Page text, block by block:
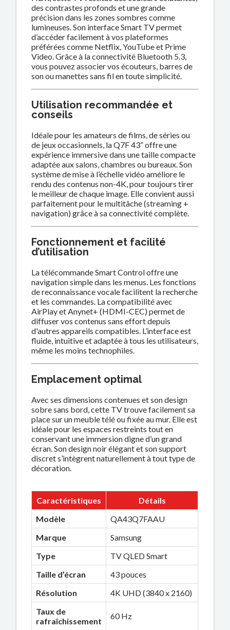
des contrastes profonds et une grande
précision dans les zones sombres comme
lumineuses. Son interface Smart TV permet
d’accéder facilement à vos plateformes
préférées comme Netflix, YouTube et Prime
Video. Grâce à la connectivité Bluetooth 5.3,
vous pouvez associer vos écouteurs, barres de
son ou manettes sans fil en toute simplicité.
Utilisation recommandée et
conseils
Idéale pour les amateurs de films, de séries ou
de jeux occasionnels, la Q7F 43” offre une
expérience immersive dans une taille compacte
adaptée aux salons, chambres ou bureaux. Son
système de mise à l’échelle vidéo améliore le
rendu des contenus non-4K, pour toujours tirer
le meilleur de chaque image. Elle convient aussi
parfaitement pour le multitâche (streaming +
navigation) grâce à sa connectivité complète.
Fonctionnement et facilité
d’utilisation
La télécommande Smart Control offre une
navigation simple dans les menus. Les fonctions
de reconnaissance vocale facilitent la recherche
et les commandes. La compatibilité avec
AirPlay et Anynet+ (HDMI-CEC) permet de
diffuser vos contenus sans effort depuis
d'autres appareils compatibles. L’interface est
fluide, intuitive et adaptée à tous les utilisateurs,
même les moins technophiles.
Emplacement optimal
Avec ses dimensions contenues et son design
sobre sans bord, cette TV trouve facilement sa
place sur un meuble télé ou fixée au mur. Elle est
idéale pour les espaces restreints tout en
conservant une immersion digne d’un grand
écran. Son design noir élégant et son support
discret s’intègrent naturellement à tout type de
décoration.
Caractéristiques
Détails
Modèle
QA43Q7FAAU
Marque
Samsung
Type
TV QLED Smart
Taille d’écran
43 pouces
Résolution
4K UHD (3840 x 2160)
Taux de
rafraîchissement
60 Hz